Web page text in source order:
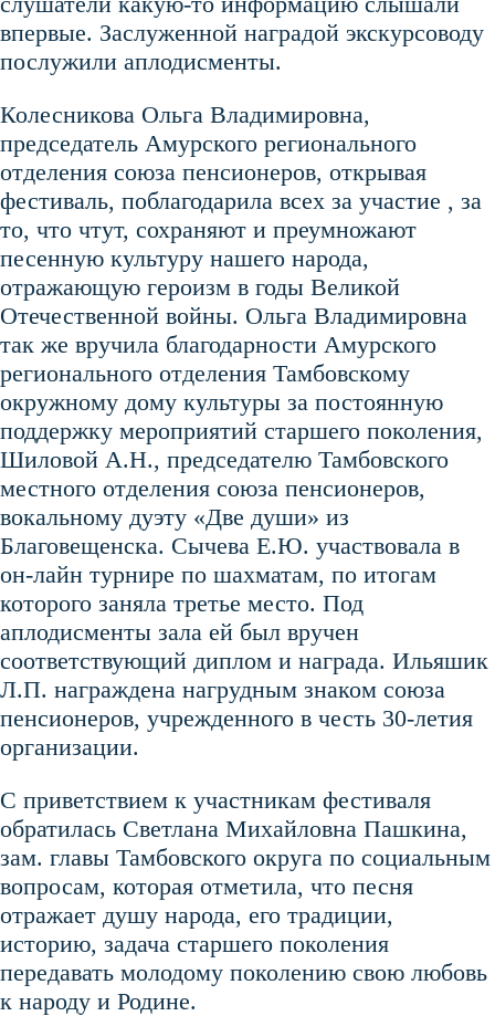
впервые. Заслуженной наградой экскурсоводу
послужили аплодисменты.
Колесникова Ольга Владимировна,
председатель Амурского регионального
отделения союза пенсионеров, открывая
фестиваль, поблагодарила всех за участие , за
то, что чтут, сохраняют и преумножают
песенную культуру нашего народа,
отражающую героизм в годы Великой
Отечественной войны. Ольга Владимировна
так же вручила благодарности Амурского
регионального отделения Тамбовскому
окружному дому культуры за постоянную
поддержку мероприятий старшего поколения,
Шиловой А.Н., председателю Тамбовского
местного отделения союза пенсионеров,
вокальному дуэту «Две души» из
Благовещенска. Сычева Е.Ю. участвовала в
он-лайн турнире по шахматам, по итогам
которого заняла третье место. Под
аплодисменты зала ей был вручен
соответствующий диплом и награда. Ильяшик
Л.П. награждена нагрудным знаком союза
пенсионеров, учрежденного в честь 30-летия
организации.
С приветствием к участникам фестиваля
обратилась Светлана Михайловна Пашкина,
зам. главы Тамбовского округа по социальным
вопросам, которая отметила, что песня
отражает душу народа, его традиции,
историю, задача старшего поколения
передавать молодому поколению свою любовь
к народу и Родине.